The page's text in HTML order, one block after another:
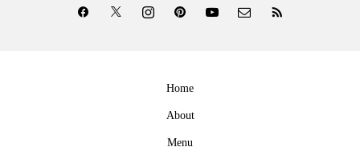
Home
About
Menu